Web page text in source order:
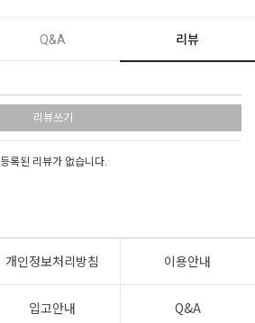
Q&A 리뷰
리뷰쓰기
등록된 리뷰가 없습니다.
개인정보처리방침 이용안내
입고안내 Q&A